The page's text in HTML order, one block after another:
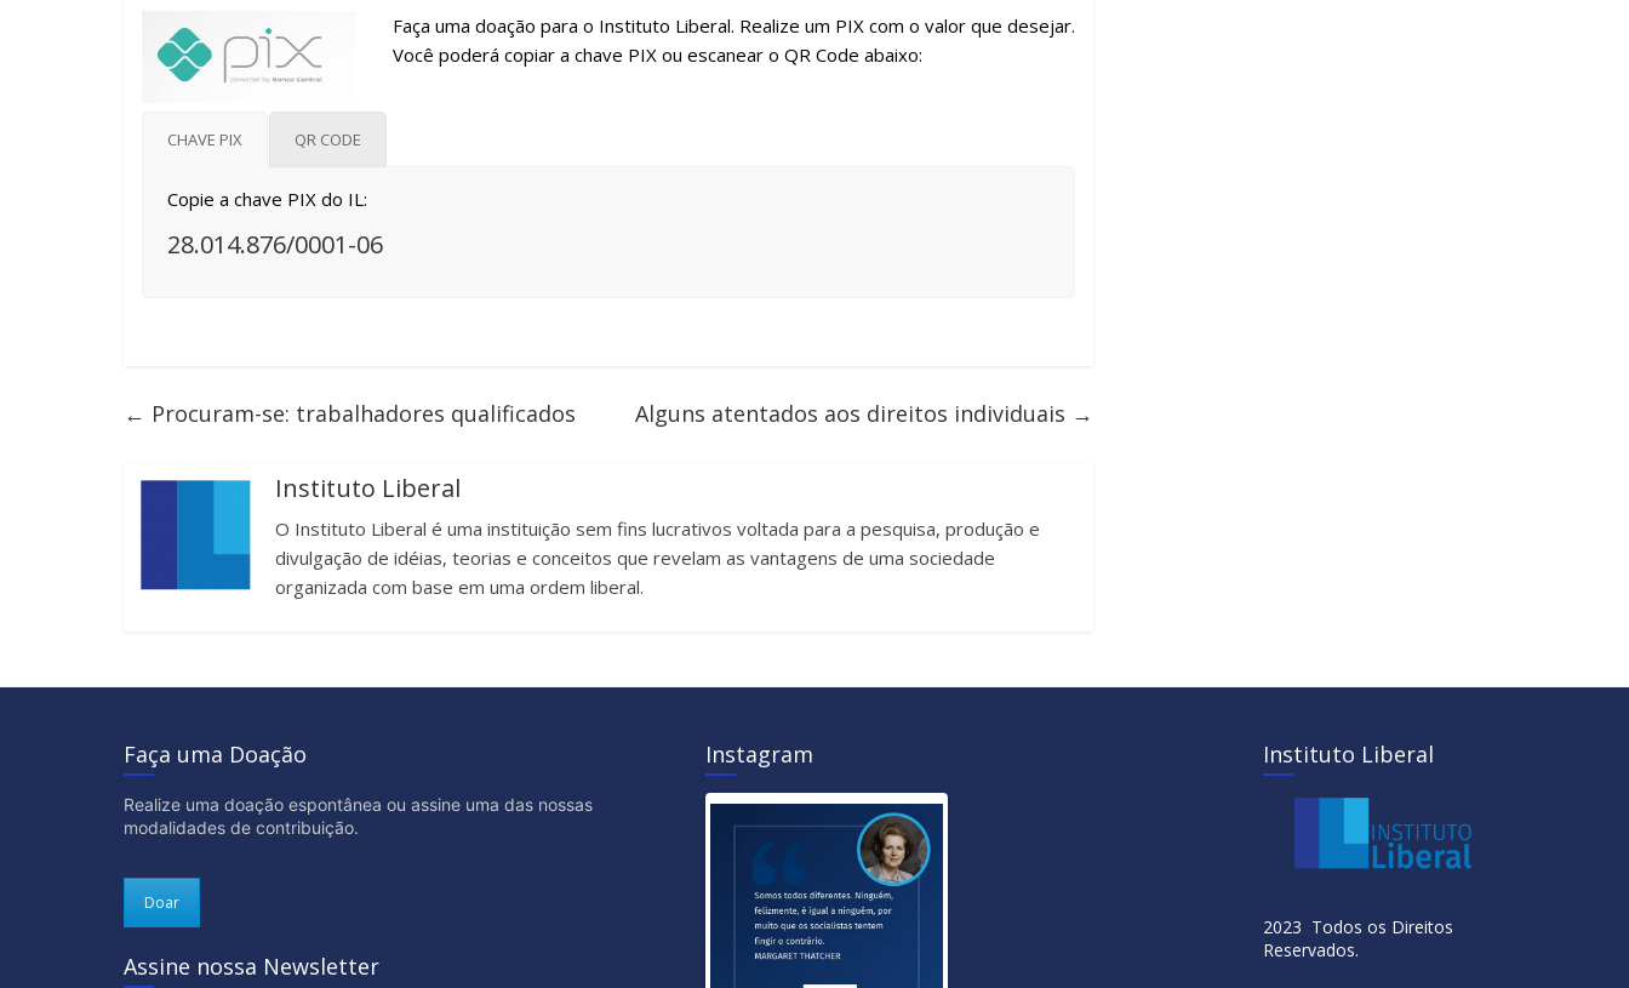
Faça uma doação para o Instituto Liberal. Realize um PIX com o valor que desejar.
Você poderá copiar a chave PIX ou escanear o QR Code abaixo:
CHAVE PIX QR CODE
Copie a chave PIX do IL:
28.014.876/0001-06
← Procuram-se: trabalhadores qualificados Alguns atentados aos direitos individuais →
Instituto Liberal
O Instituto Liberal é uma instituição sem fins lucrativos voltada para a pesquisa, produção e
divulgação de idéias, teorias e conceitos que revelam as vantagens de uma sociedade
organizada com base em uma ordem liberal.
Faça uma Doação
Realize uma doação espontânea ou assine uma das nossas
modalidades de contribuição.
Doar
Assine nossa Newsletter
Instagram Instituto Liberal
2023 Todos os Direitos
Reservados.